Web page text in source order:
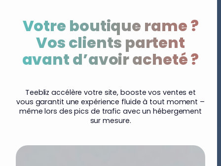
Votre boutique rame ?
Vos clients partent
avant d’avoir acheté ?
Teebliz accélère votre site, booste vos ventes et
vous garantit une expérience fluide à tout moment –
même lors des pics de trafic avec un hébergement
sur mesure.